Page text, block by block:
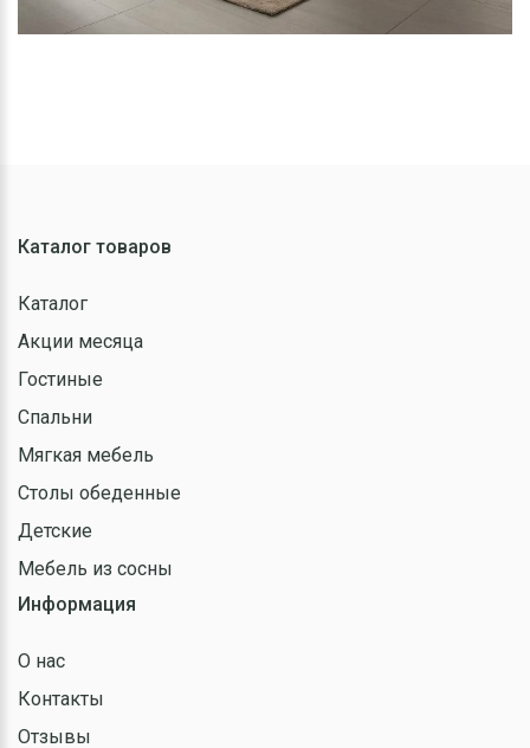
Каталог товаров
Каталог
Акции месяца
Гостиные
Спальни
Мягкая мебель
Столы обеденные
Детские
Мебель из сосны
Информация
О нас
Контакты
Отзывы